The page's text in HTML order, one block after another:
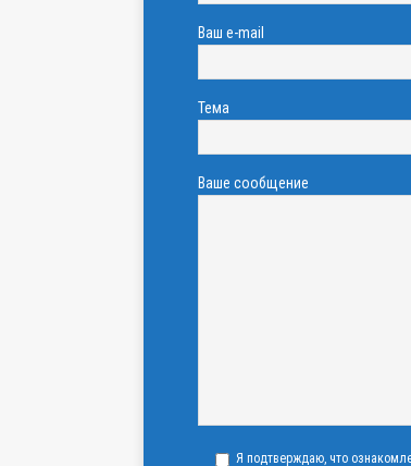
Ваш e-mail
Тема
Ваше сообщение
Я подтверждаю, что